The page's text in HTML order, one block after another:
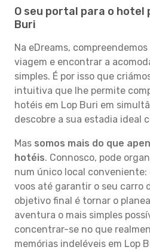
O seu portal para o hotel
Buri
Na eDreams,
viagem e encontrar a
simples. É por isso que
intuitiva que lhe permite
hotéis em Lop Buri em
descobre a sua estadia ideal
Mas somos mais do que
hotéis. Connosco, pode
num único local conveniente:
voos até garantir o seu carro
objetivo final é tornar o
aventura o mais simples
concentrar-se no que
memórias indeléveis em Lop